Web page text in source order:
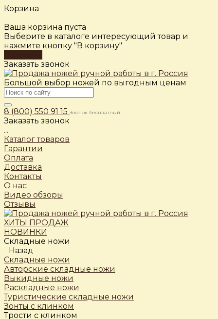
Корзина
Ваша корзина пуста
Выберите в каталоге интересующий товар и
нажмите кнопку "В корзину"
Заказать звонок
Большой выбор ножей по выгодным ценам
8 (800) 550 91 15 Звонок бесплатный
Заказать звонок
...
Каталог товаров
Гарантии
Оплата
Доставка
Контакты
О нас
Видео обзоры
Отзывы
ХИТЫ ПРОДАЖ
НОВИНКИ
Складные ножи
Назад
Складные ножи
Авторские складные ножи
Выкидные ножи
Раскладные ножи
Туристические складные ножи
Зонты с клинком
Трости c клинком